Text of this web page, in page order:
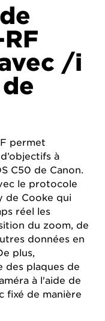
/i
permet
à
C50 de Canon.
le protocole
de Cooke qui
réel les
du zoom, de
données en
plus,
des plaques de
à l'aide de
fixé de manière